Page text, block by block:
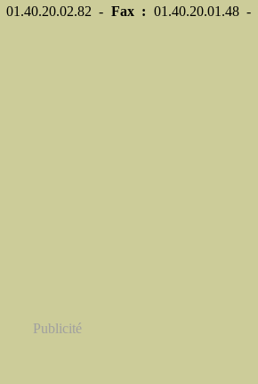
01.40.20.02.82 - Fax : 01.40.20.01.48 -
Publicité